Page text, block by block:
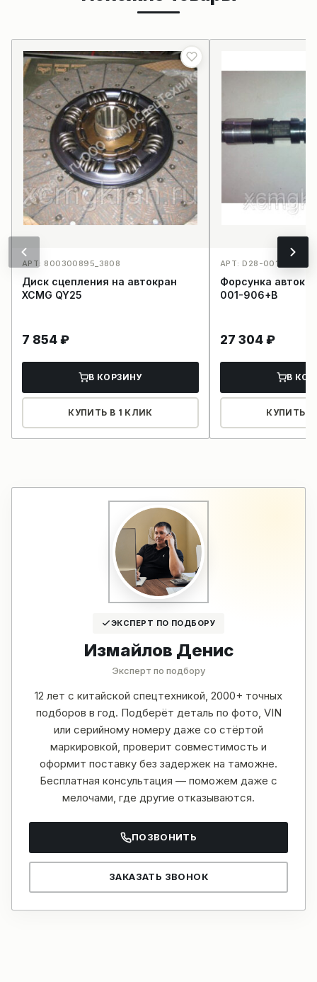
АРТ: 800300895_3808
Диск сцепления на автокран
XCMG QY25
7 854 ₽
В КОРЗИНУ
КУПИТЬ В 1 КЛИК
АРТ: D28-001-
Форсунка
001-906+B
27 304 ₽
В
КУПИТЬ В
ЭКСПЕРТ ПО ПОДБОРУ
Измайлов Денис
Эксперт по подбору
12 лет с китайской спецтехникой, 2000+ точных
подборов в год. Подберёт деталь по фото, VIN
или серийному номеру даже со стёртой
маркировкой, проверит совместимость и
оформит поставку без задержек на таможне.
Бесплатная консультация — поможем даже с
мелочами, где другие отказываются.
ПОЗВОНИТЬ
ЗАКАЗАТЬ ЗВОНОК